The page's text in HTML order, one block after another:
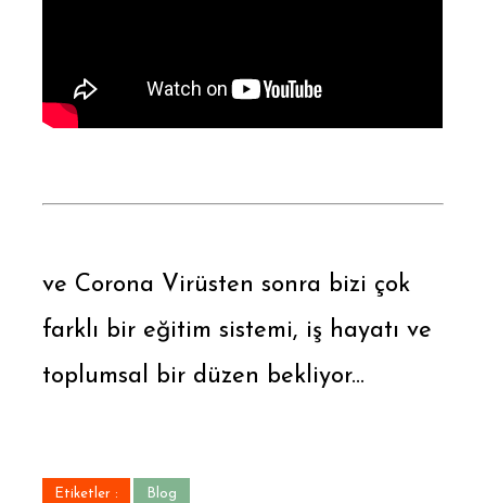
ve Corona Virüsten sonra bizi çok
farklı bir eğitim sistemi, iş hayatı ve
toplumsal bir düzen bekliyor...
Etiketler : Blog